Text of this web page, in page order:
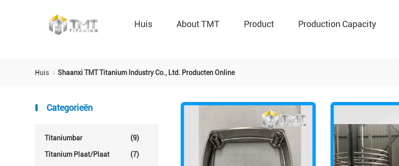
Huis About TMT Product Production Capacity
Huis Shaanxi TMT Titanium Industry Co., Ltd. Producten Online
Categorieën
Titaniumbar (9)
Titanium Plaat/plaat (7)